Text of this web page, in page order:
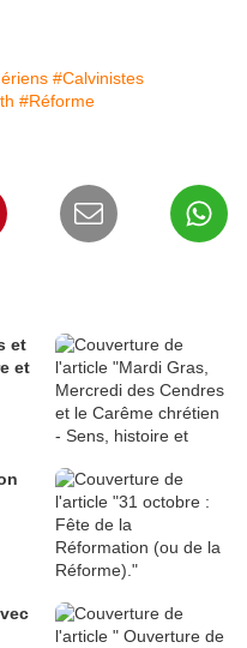
#Calvinistes
#Réforme
et
et